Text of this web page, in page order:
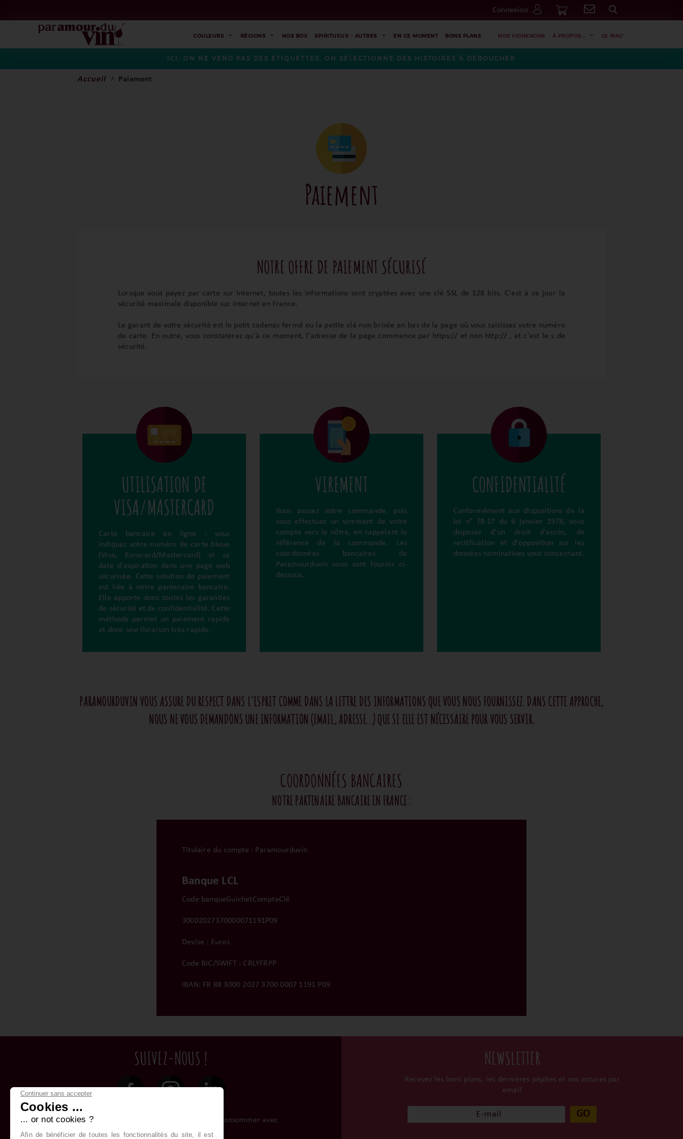
Connexion
Go
COULEURS RÉGIONS NOS BOX SPIRITUEUX - AUTRES EN CE MOMENT BONS PLANS NOS VIGNERONS À PROPOS... LE MAG'
ICI, ON NE VEND PAS DES ÉTIQUETTES. ON SÉLECTIONNE DES HISTOIRES À DÉBOUCHER
Accueil Paiement
Paiement
NOTRE OFFRE DE PAIEMENT SÉCURISÉ
Lorsque vous payez par carte sur internet, toutes les informations sont cryptées avec une clé SSL de 128 bits. C'est à ce jour la
sécurité maximale disponible sur internet en France.
Le garant de votre sécurité est le petit cadenas fermé ou la petite clé non brisée en bas de la page où vous saisissez votre numéro
de carte. En outre, vous constaterez qu'à ce moment, l'adresse de la page commence par https:// et non http:// , et c'est le s de
sécurité.
UTILISATION DE
VISA/MASTERCARD
Carte bancaire en ligne : vous
indiquez votre numéro de carte bleue
(Visa, Eurocard/Mastercard) et sa
date d'expiration dans une page web
sécurisée. Cette solution de paiement
est liée à notre partenaire bancaire.
Elle apporte donc toutes les garanties
de sécurité et de confidentialité. Cette
méthode permet un paiement rapide
et donc une livraison très rapide.
VIREMENT
Vous passez votre commande, puis
vous effectuez un virement de votre
compte vers le nôtre, en rappelant la
référence de la commande. Les
coordonnées bancaires de
Paramourduvin vous sont fournis ci-
dessous.
CONFIDENTIALITÉ
Conformément aux dispositions de la
loi n° 78-17 du 6 janvier 1978, vous
disposez d'un droit d'accès, de
rectification et d'opposition sur les
données nominatives vous concernant.
PARAMOURDUVIN VOUS ASSURE DU RESPECT DANS L'ESPRIT COMME DANS LA LETTRE DES INFORMATIONS QUE VOUS NOUS FOURNISSEZ. DANS CETTE APPROCHE,
NOUS NE VOUS DEMANDONS UNE INFORMATION (EMAIL, ADRESSE...) QUE SI ELLE EST NÉCESSAIRE POUR VOUS SERVIR.
COORDONNÉES BANCAIRES
NOTRE PARTENAIRE BANCAIRE EN FRANCE :
Titulaire du compte : Paramourduvin
Banque LCL
Code banqueGuichetCompteClé
30002027370000071191P09
Devise : Euros
Code BIC/SWIFT : CRLYFRPP
IBAN: FR 88 3000 2027 3700 0007 1191 P09
SUIVEZ-NOUS !
L’abus d’alcool est dangereux pour la santé. À consommer avec
modération
NEWSLETTER
Recevez les bons plans, les dernières pépites et nos astuces par
email
GO
Continuer sans accepter
Cookies ...
... or not cookies ?
Afin de bénéficier de toutes les fonctionnalités du site, il est